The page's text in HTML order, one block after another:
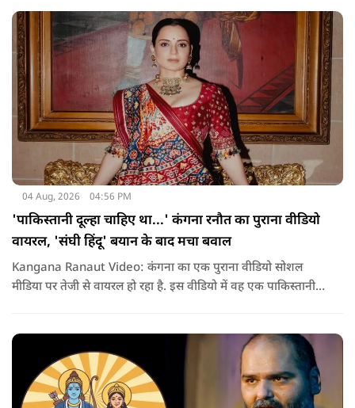
भास्कर ने अपनी भड़ास निकाली है.
04 Aug, 2026 04:56 PM
'पाकिस्तानी दूल्हा चाहिए था...' कंगना रनौत का पुराना वीडियो
वायरल, 'संघी हिंदू' बयान के बाद मचा बवाल
Kangana Ranaut Video: कंगना का एक पुराना वीडियो सोशल
मीडिया पर तेजी से वायरल हो रहा है. इस वीडियो में वह एक पाकिस्तानी
चर्चा कर रहे हैं.